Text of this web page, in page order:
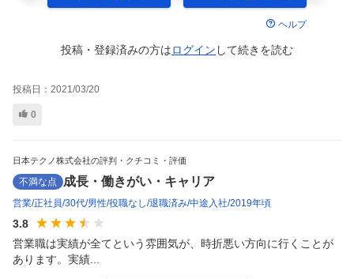
ヘルプ
投稿・登録済みの方はログイン して続きを読む
投稿日： 2021/03/20
0
日本テクノ株式会社の評判・クチコミ・評価
不満な点 成長・働きがい・キャリア
営業 正社員 30代 男性 役職なし 退職済み 中途入社 2019年頃
3.8
営業職は実績が全てという雰囲気が、時折悪い方向に行くことが
あります。実績...